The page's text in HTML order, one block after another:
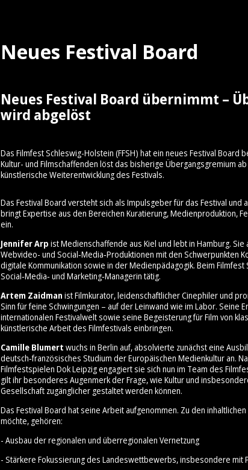
Neues Festival Board
Neues Festival Board übernimmt –
wird abgelöst
Das Filmfest Schleswig-Holstein (FFSH) hat ein neues Festival Board
Kultur- und Filmschaffenden löst das bisherige Übergangsgremium
künstlerische Weiterentwicklung des Festivals.
Das Festival Board versteht sich als Impulsgeber für das Festival und
bringt Expertise aus den Bereichen Kuratierung, Medienproduktion,
ein.
Jennifer Arp ist Medienschaffende aus Kiel und lebt in Hamburg.
Webvideo- und Social‑Media‑Produktionen mit den Schwerpunkten
digitale Kommunikation sowie in der Medienpädagogik. Beim
Social‑Media‑ und Marketing‑Managerin tätig.
Artem Zaidman ist Filmkurator, leidenschaftlicher Cinephiler und
Sinn für feine Schwingungen – auf der Leinwand wie im Labor. Seine
internationalen Festivalwelt sowie seine Begeisterung für Film von
künstlerische Arbeit des Filmfestivals einbringen.
Camille Blumert wuchs in Berlin auf, absolvierte zunächst eine
deutsch‑französisches Studium der Europäischen Medienkultur an.
Filmfestspielen Dok Leipzig engagiert sie sich nun im Team des
gilt ihr besonderes Augenmerk der Frage, wie Kultur und
Gesellschaft zugänglicher gestaltet werden können.
Das Festival Board hat seine Arbeit aufgenommen. Zu den
möchte, gehören:
- Ausbau der regionalen und überregionalen Vernetzung
- Stärkere Fokussierung des Landeswettbewerbs, insbesondere mit